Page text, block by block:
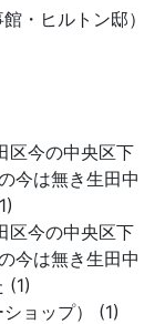
・ヒルトン邸）
区今の中央区下
今は無き生田中
区今の中央区下
今は無き生田中
(1)
ョップ） (1)